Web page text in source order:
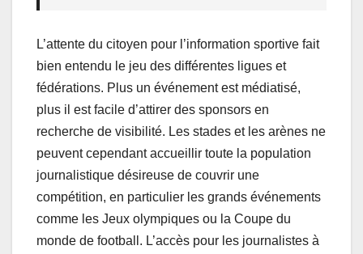
L’attente du citoyen pour l’information sportive fait
bien entendu le jeu des différentes ligues et
fédérations. Plus un événement est médiatisé,
plus il est facile d’attirer des sponsors en
recherche de visibilité. Les stades et les arènes ne
peuvent cependant accueillir toute la population
journalistique désireuse de couvrir une
compétition, en particulier les grands événements
comme les Jeux olympiques ou la Coupe du
monde de football. L’accès pour les journalistes à